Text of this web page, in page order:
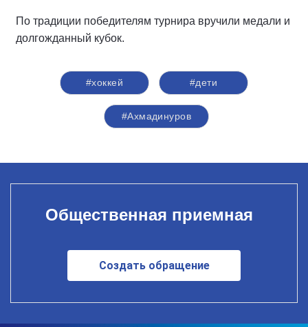
По традиции победителям турнира вручили медали и
долгожданный кубок.
#хоккей #дети
#Ахмадинуров
Общественная приемная
Создать обращение